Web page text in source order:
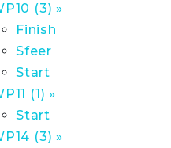
(3) »
Finish
Sfeer
Start
(1) »
Start
(3) »